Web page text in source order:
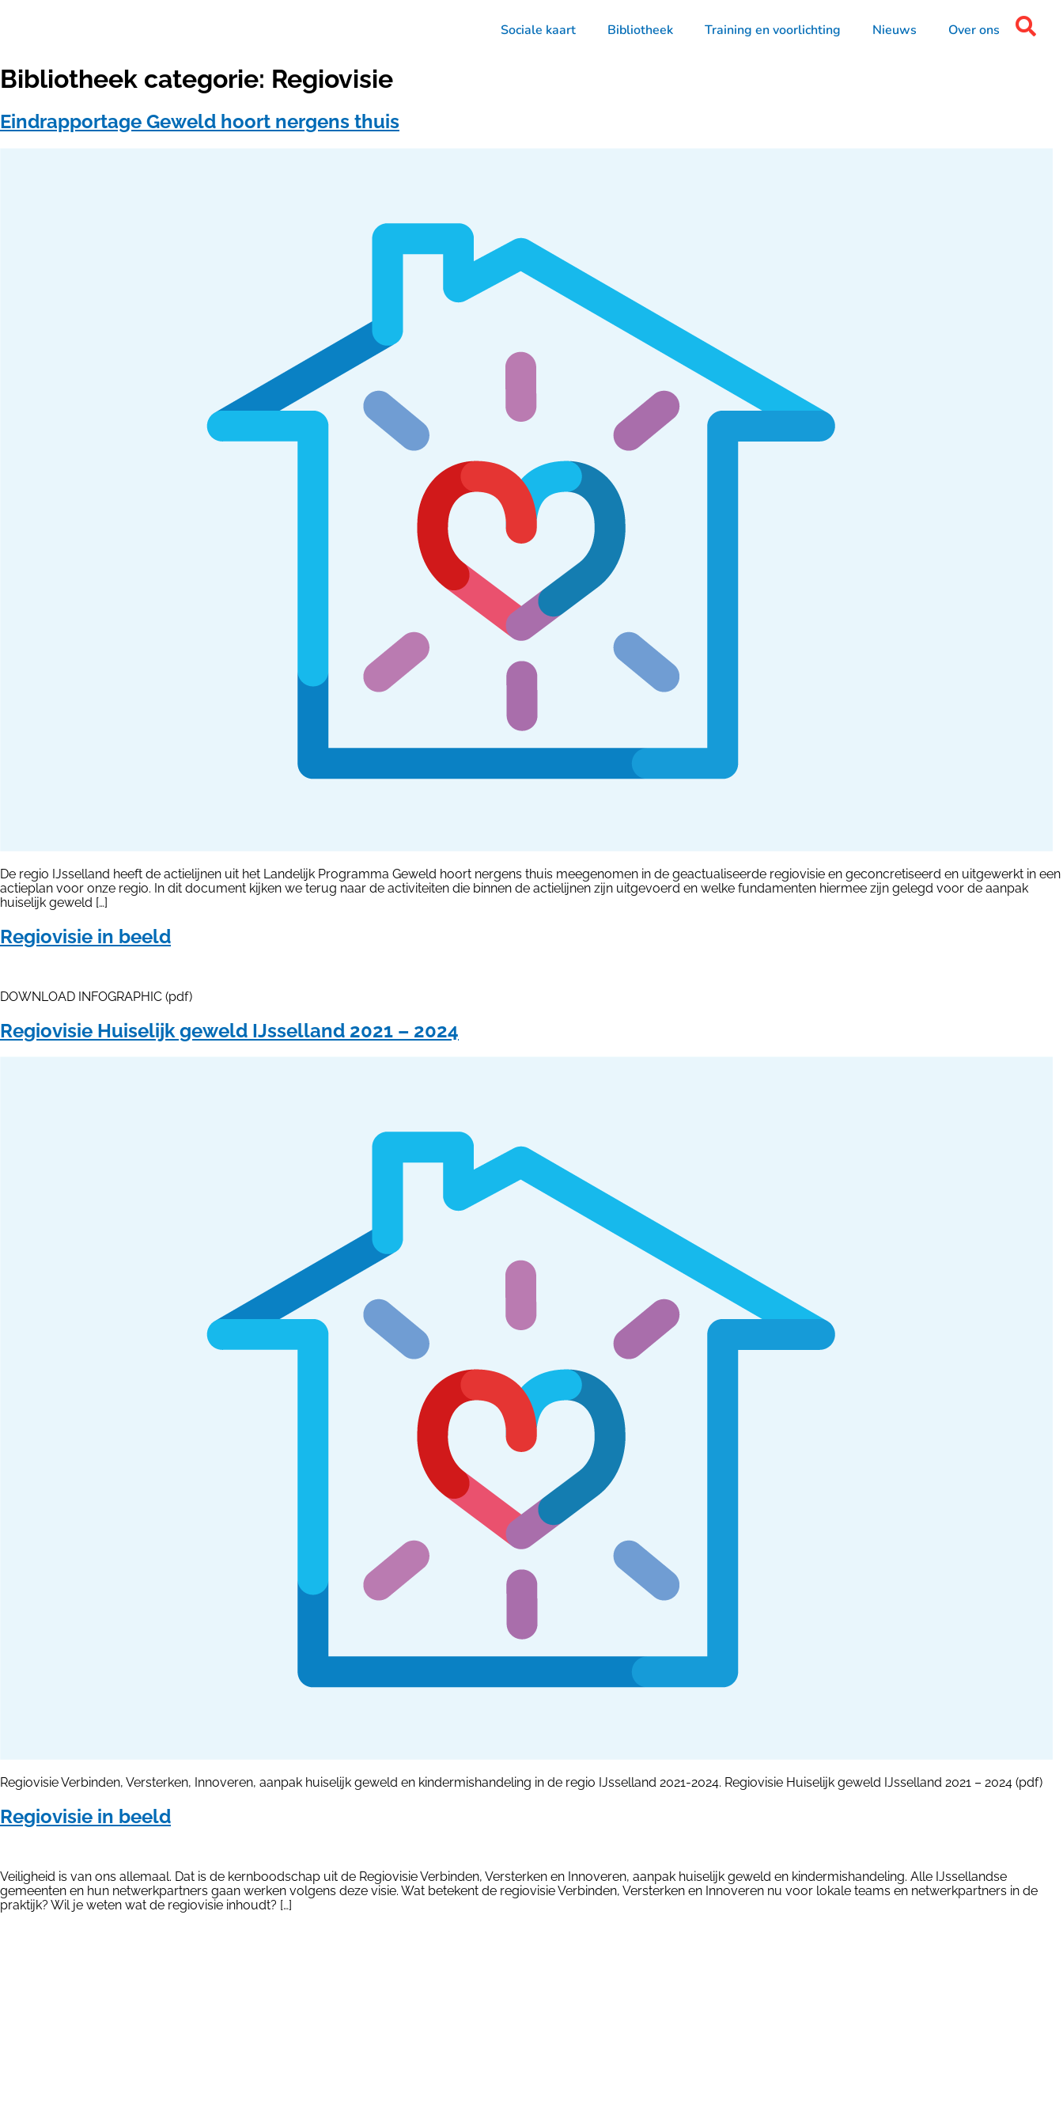
Sociale kaart Bibliotheek Training en voorlichting Nieuws Over ons
Bibliotheek categorie: Regiovisie
Eindrapportage Geweld hoort nergens thuis
De regio IJsselland heeft de actielijnen uit het Landelijk Programma Geweld hoort nergens thuis meegenomen in de geactualiseerde regiovisie en geconcretiseerd en uitgewerkt in een
actieplan voor onze regio. In dit document kijken we terug naar de activiteiten die binnen de actielijnen zijn uitgevoerd en welke fundamenten hiermee zijn gelegd voor de aanpak
huiselijk geweld […]
Regiovisie in beeld
DOWNLOAD INFOGRAPHIC (pdf)
Regiovisie Huiselijk geweld IJsselland 2021 – 2024
Regiovisie Verbinden, Versterken, Innoveren, aanpak huiselijk geweld en kindermishandeling in de regio IJsselland 2021-2024. Regiovisie Huiselijk geweld IJsselland 2021 – 2024 (pdf)
Regiovisie in beeld
Veiligheid is van ons allemaal. Dat is de kernboodschap uit de Regiovisie Verbinden, Versterken en Innoveren, aanpak huiselijk geweld en kindermishandeling. Alle IJssellandse
gemeenten en hun netwerkpartners gaan werken volgens deze visie. Wat betekent de regiovisie Verbinden, Versterken en Innoveren nu voor lokale teams en netwerkpartners in de
praktijk? Wil je weten wat de regiovisie inhoudt? […]